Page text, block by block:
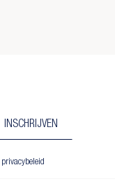
privacybeleid